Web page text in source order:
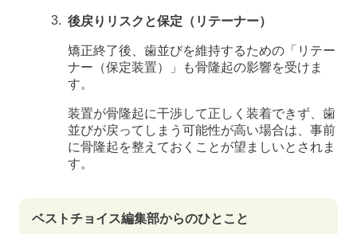
後戻りリスクと保定（リテーナー）
矯正終了後、歯並びを維持するための「リテー
ナー（保定装置）」も骨隆起の影響を受けま
す。
装置が骨隆起に干渉して正しく装着できず、歯
並びが戻ってしまう可能性が高い場合は、事前
に骨隆起を整えておくことが望ましいとされま
す。
ベストチョイス編集部からのひとこと